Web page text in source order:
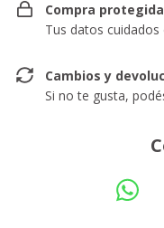
Compra protegida
Tus datos
Cambios y
Si no te gusta,